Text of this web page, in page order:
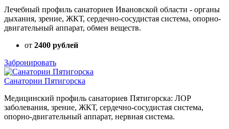
Лечебный профиль санаториев Ивановской области - органы
дыхания, зрение, ЖКТ, сердечно-сосудистая система, опорно-
двигательный аппарат, обмен веществ.
от 2400 рублей
Забронировать
Санатории Пятигорска
Медицинский профиль санаториев Пятигорска: ЛОР
заболевания, зрение, ЖКТ, сердечно-сосудистая система,
опорно-двигательный аппарат, нервная система.